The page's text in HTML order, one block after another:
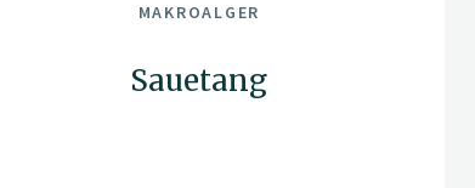
MAKROALGER
Sauetang